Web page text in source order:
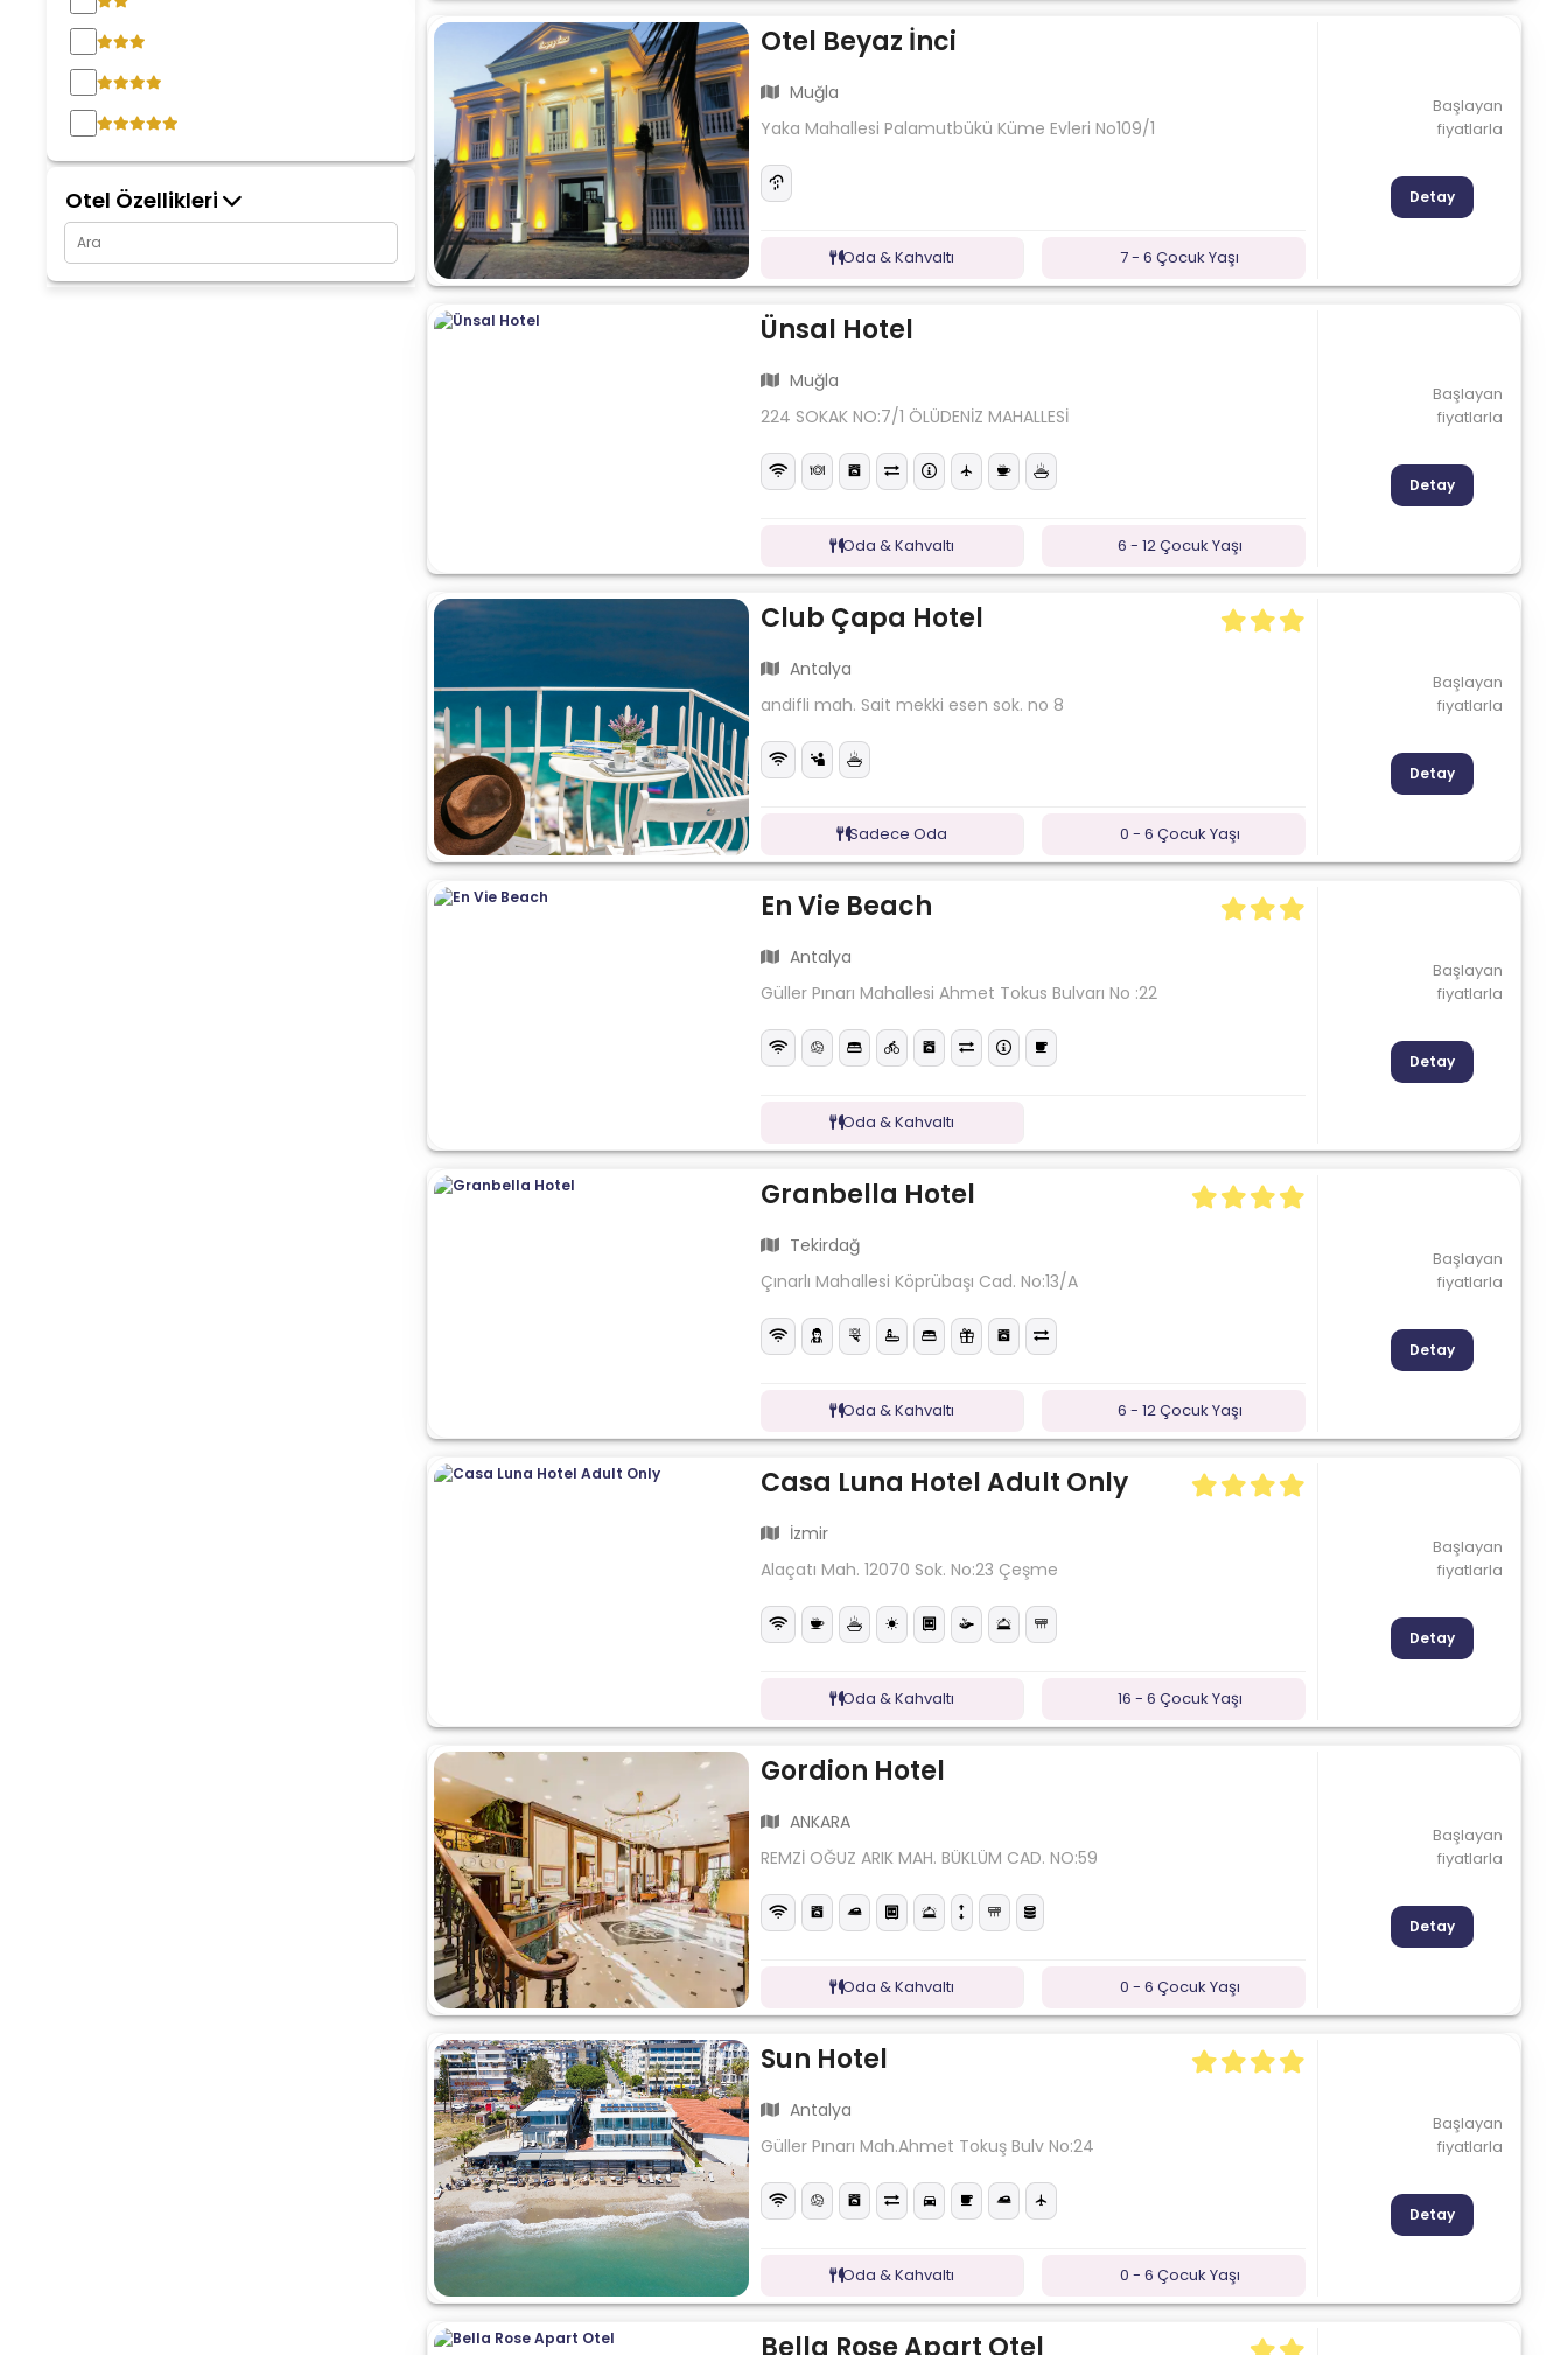
Otel Özellikleri
Otel Beyaz İnci
Muğla
Yaka Mahallesi Palamutbükü Küme Evleri No109/1
Oda & Kahvaltı 7 - 6 Çocuk Yaşı
Başlayan
fiyatlarla
Detay
Ünsal Hotel
Muğla
224 SOKAK NO:7/1 ÖLÜDENİZ MAHALLESİ
Oda & Kahvaltı 6 - 12 Çocuk Yaşı
Başlayan
fiyatlarla
Detay
Club Çapa Hotel
Antalya
andifli mah. Sait mekki esen sok. no 8
Sadece Oda 0 - 6 Çocuk Yaşı
Başlayan
fiyatlarla
Detay
En Vie Beach
Antalya
Güller Pınarı Mahallesi Ahmet Tokus Bulvarı No :22
Oda & Kahvaltı
Başlayan
fiyatlarla
Detay
Granbella Hotel
Tekirdağ
Çınarlı Mahallesi Köprübaşı Cad. No:13/A
Oda & Kahvaltı 6 - 12 Çocuk Yaşı
Başlayan
fiyatlarla
Detay
Casa Luna Hotel Adult Only
İzmir
Alaçatı Mah. 12070 Sok. No:23 Çeşme
Oda & Kahvaltı 16 - 6 Çocuk Yaşı
Başlayan
fiyatlarla
Detay
Gordion Hotel
ANKARA
REMZİ OĞUZ ARIK MAH. BÜKLÜM CAD. NO:59
Oda & Kahvaltı 0 - 6 Çocuk Yaşı
Başlayan
fiyatlarla
Detay
Sun Hotel
Antalya
Güller Pınarı Mah.Ahmet Tokuş Bulv No:24
Oda & Kahvaltı 0 - 6 Çocuk Yaşı
Başlayan
fiyatlarla
Detay
Bella Rose Apart Otel